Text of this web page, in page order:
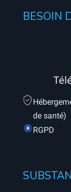
BESOIN
de santé)
RGPD